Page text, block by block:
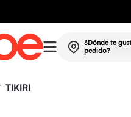
¿Dónde te
pedido?
TIKIRI